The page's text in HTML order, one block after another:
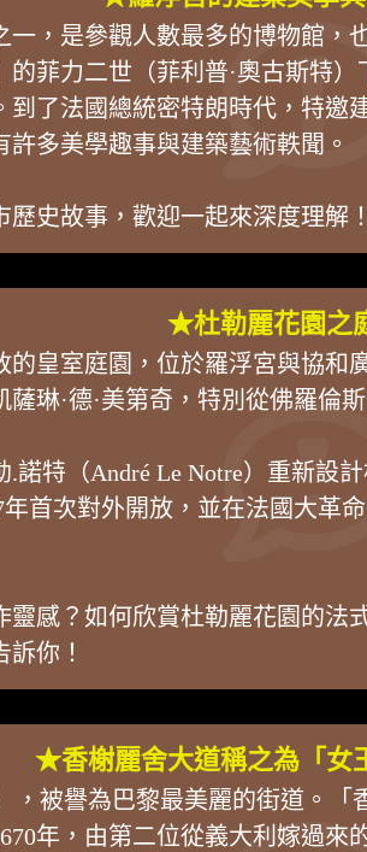
，是參觀人數最多的博物館，
菲力二世（菲利普·奧古斯特
了法國總統密特朗時代，特
多美學趣事與建築藝術軼聞。
史故事，歡迎一起來深度理解！
★杜勒麗花園之
皇室庭園，位於羅浮宮與協和
琳·德·美第奇，特別從佛羅倫
諾特（André Le Notre）重新設
年首次對外開放，並在法國大革
感？如何欣賞杜勒麗花園的
你！
★香榭麗舍大道稱之為「女
，被譽為巴黎最美麗的街道。
年，由第二位從義大利嫁過來